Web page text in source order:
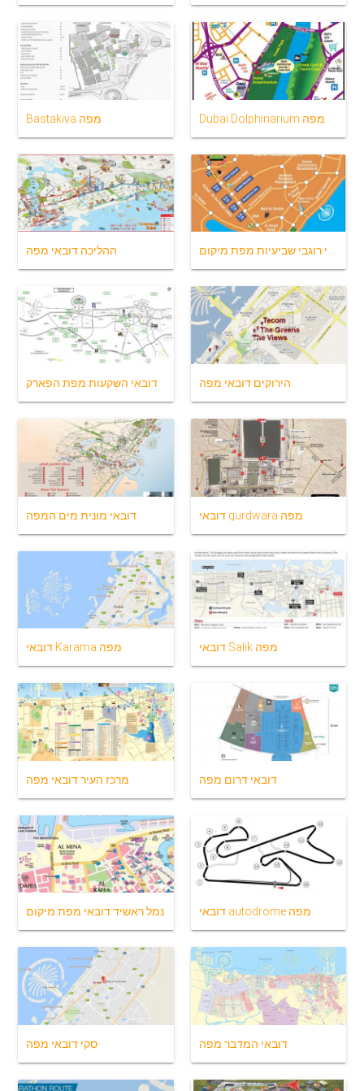
Bastakiya מפה Dubai Dolphinarium מפה
ההליכה דובאי מפה דובאי רוגבי שביעיות מפת מיקום
דובאי השקעות מפת הפארק הירוקים דובאי מפה
דובאי מונית מים המפה דובאי gurdwara מפה
דובאי Karama מפה דובאי Salik מפה
מרכז העיר דובאי מפה דובאי דרום מפה
נמל ראשיד דובאי מפת מיקום דובאי autodrome מפה
סקי דובאי מפה דובאי המדבר מפה